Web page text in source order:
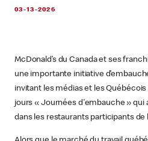
03-13-2026
McDonald’s du Canada et ses
une importante initiative
invitant les médias et les
jours « Journées d'embauche » qui
dans les restaurants participants de